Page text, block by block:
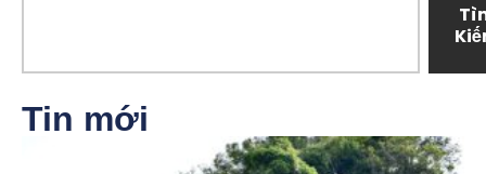
Tin mới